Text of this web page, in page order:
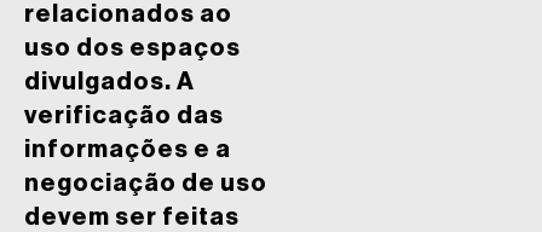
relacionados ao
uso dos espaços
divulgados. A
verificação das
informações e a
negociação de uso
devem ser feitas